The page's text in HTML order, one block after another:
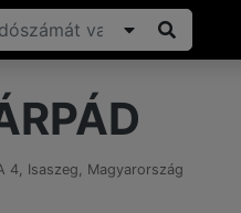
4, Isaszeg, Magyarország